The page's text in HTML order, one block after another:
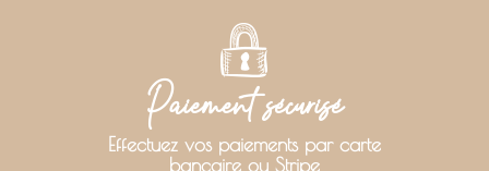
Paiement sécurisé
Effectuez vos paiements par carte
bancaire ou Stripe